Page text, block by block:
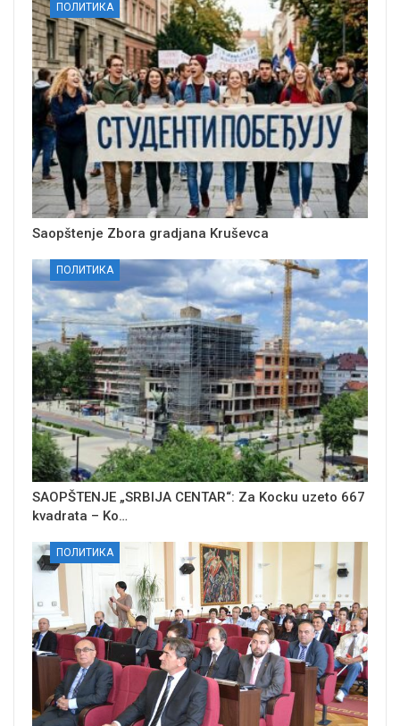
ПОЛИТИКА
Saopštenje Zbora gradjana Kruševca
ПОЛИТИКА
SAOPŠTENJE „SRBIJA CENTAR“: Za Kocku uzeto 667
kvadrata – Ko…
ПОЛИТИКА